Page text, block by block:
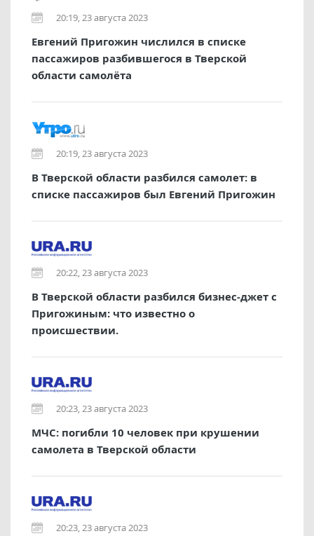
20:19, 23 августа 2023
Евгений Пригожин числился в списке
пассажиров разбившегося в Тверской
области самолёта
20:19, 23 августа 2023
В Тверской области разбился самолет: в
списке пассажиров был Евгений Пригожин
20:22, 23 августа 2023
В Тверской области разбился бизнес-джет с
Пригожиным: что известно о
происшествии.
20:23, 23 августа 2023
МЧС: погибли 10 человек при крушении
самолета в Тверской области
20:23, 23 августа 2023